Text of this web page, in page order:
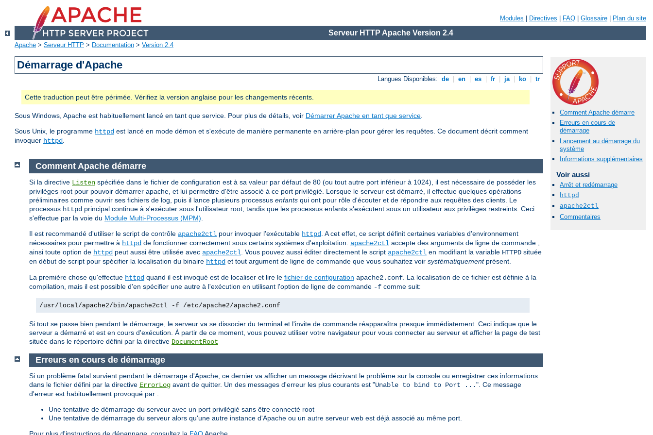
Modules Directives FAQ Glossaire Plan du site
Serveur HTTP Apache Version 2.4
Apache > Serveur HTTP > Documentation > Version 2.4
Démarrage d'Apache
Langues Disponibles: de en es fr ja ko tr
Cette traduction peut être périmée. Vérifiez la version anglaise pour les changements récents.
Sous Windows, Apache est habituellement lancé en tant que service. Pour plus de détails, voir Démarrer Apache en tant que service.
Sous Unix, le programme httpd est lancé en mode démon et s'exécute de manière permanente en arrière-plan pour gérer les requêtes. Ce document décrit comment
invoquer httpd.
Comment Apache démarre
Erreurs en cours de
démarrage
Lancement au démarrage du
système
Informations supplémentaires
Voir aussi
Arrêt et redémarrage
httpd
apache2ctl
Commentaires
Comment Apache démarre
Si la directive Listen spécifiée dans le fichier de configuration est à sa valeur par défaut de 80 (ou tout autre port inférieur à 1024), il est nécessaire de posséder les
privilèges root pour pouvoir démarrer apache, et lui permettre d'être associé à ce port privilégié. Lorsque le serveur est démarré, il effectue quelques opérations
préliminaires comme ouvrir ses fichiers de log, puis il lance plusieurs processus enfants qui ont pour rôle d'écouter et de répondre aux requêtes des clients. Le
processus httpd principal continue à s'exécuter sous l'utilisateur root, tandis que les processus enfants s'exécutent sous un utilisateur aux privilèges restreints. Ceci
s'effectue par la voie du Module Multi-Processus (MPM)
Il est recommandé d'utiliser le script de contrôle apache2ctl pour invoquer l'exécutable httpd . A cet effet, ce script définit certaines variables d'environnement
nécessaires pour permettre à httpd de fonctionner correctement sous certains systèmes d'exploitation. apache2ctl accepte des arguments de ligne de commande ;
ainsi toute option de httpd peut aussi être utilisée avec apache2ctl . Vous pouvez aussi éditer directement le script apache2ctl en modifiant la variable HTTPD située
en début de script pour spécifier la localisation du binaire httpd et tout argument de ligne de commande que vous souhaitez voir systématiquementprésent.
La première chose qu'effectue httpd quand il est invoqué est de localiser et lire le fichier de configuration apache2.conf . La localisation de ce fichier est définie à la
compilation, mais il est possible d'en spécifier une autre à l'exécution en utilisant l'option de ligne de commande -f comme suit:
/usr/local/apache2/bin/apache2ctl -f /etc/apache2/apache2.conf
Si tout se passe bien pendant le démarrage, le serveur va se dissocier du terminal et l'invite de commande réapparaîtra presque immédiatement. Ceci indique que le
serveur a démarré et est en cours d'exécution. À partir de ce moment, vous pouvez utiliser votre navigateur pour vous connecter au serveur et afficher la page de test
située dans le répertoire défini par la directive DocumentRoot
Erreurs en cours de démarrage
Si un problème fatal survient pendant le démarrage d'Apache, ce dernier va afficher un message décrivant le problème sur la console ou enregistrer ces informations
dans le fichier défini par la directive ErrorLog avant de quitter. Un des messages d'erreur les plus courants est "Unable to bind to Port ...". Ce message
d'erreur est habituellement provoqué par :
Une tentative de démarrage du serveur avec un port privilégié sans être connecté root
Une tentative de démarrage du serveur alors qu'une autre instance d'Apache ou un autre serveur web est déjà associé au même port.